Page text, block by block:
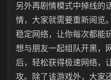
另外再剧情模式中掉线的
情，大家就需要重新阅览
稳定网络，让你每次都能
想与朋友一起组队开黑，
后，轻松获得极速网络，
攻。除了该游戏外，大家